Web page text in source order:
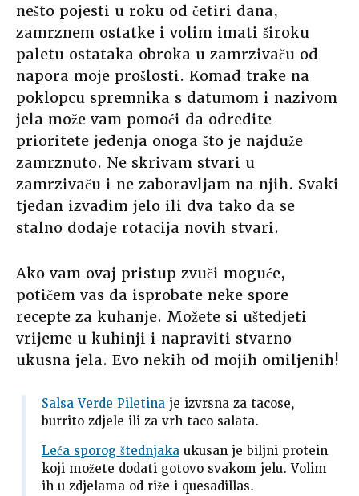
nešto pojesti u roku od četiri dana,
zamrznem ostatke i volim imati široku
paletu ostataka obroka u zamrzivaču od
napora moje prošlosti. Komad trake na
poklopcu spremnika s datumom i nazivom
jela može vam pomoći da odredite
prioritete jedenja onoga što je najduže
zamrznuto. Ne skrivam stvari u
zamrzivaču i ne zaboravljam na njih. Svaki
tjedan izvadim jelo ili dva tako da se
stalno dodaje rotacija novih stvari.
Ako vam ovaj pristup zvuči moguće,
potičem vas da isprobate neke spore
recepte za kuhanje. Možete si uštedjeti
vrijeme u kuhinji i napraviti stvarno
ukusna jela. Evo nekih od mojih omiljenih!
Salsa Verde Piletina je izvrsna za tacose,
burrito zdjele ili za vrh taco salata.
Leća sporog štednjaka ukusan je biljni protein
koji možete dodati gotovo svakom jelu. Volim
ih u zdjelama od riže i quesadillas.